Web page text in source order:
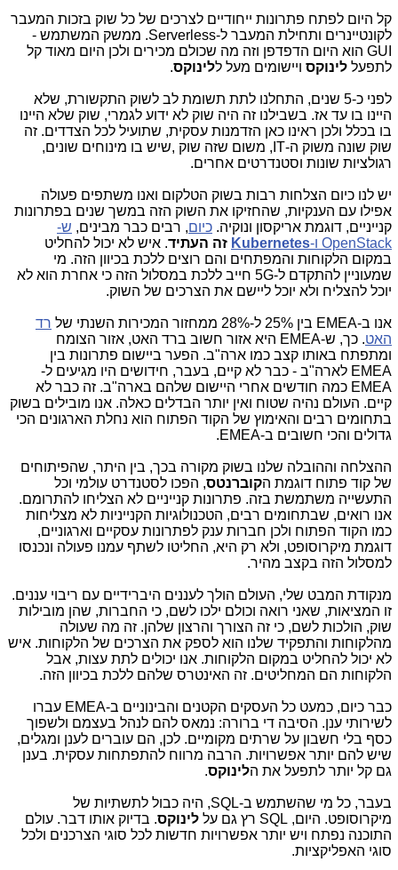
קל היום לפתח פתרונות ייחודיים לצרכים של כל שוק בזכות המעבר
לקונטיינרים ותחילת המעבר ל-Serverless. ממשק המשתמש -
GUI הוא היום הדפדפן וזה מה שכולם מכירים ולכן היום מאוד קל
לתפעל לינוקס ויישומים מעל ללינוקס.
לפני כ-5 שנים, התחלנו לתת תשומת לב לשוק התקשורת, שלא
היינו בו עד אז. בשבילנו זה היה שוק לא ידוע לגמרי, שוק שלא היינו
בו בכלל ולכן ראינו כאן הזדמנות עסקית, שתועיל לכל הצדדים. זה
שוק שונה משוק ה-IT, משום שזה שוק ,שיש בו מינוחים שונים,
רגולציות שונות וסטנדרטים אחרים.
יש לנו כיום הצלחות רבות בשוק הטלקום ואנו משתפים פעולה
אפילו עם הענקיות, שהחזיקו את השוק הזה במשך שנים בפתרונות
קנייניים, דוגמת אריקסון ונוקיה. כיום, רבים כבר מבינים, ש-
OpenStack ו-
Kubernetes זה העתיד. איש לא יכול להחליט
במקום הלקוחות והמפתחים והם רוצים ללכת בכיוון הזה. מי
שמעוניין להתקדם ל-5G חייב ללכת במסלול הזה כי אחרת הוא לא
יוכל להצליח ולא יוכל ליישם את הצרכים של השוק.
אנו ב-EMEA בין 25% ל-28% ממחזור המכירות השנתי של
רד
האט
. כך, ש-EMEA היא אזור חשוב ברד האט, אזור הצומח
ומתפתח באותו קצב כמו ארה"ב. הפער ביישום פתרונות בין
EMEA לארה"ב - כבר לא קיים, בעבר, חידושים היו מגיעים ל-
EMEA כמה חודשים אחרי היישום שלהם בארה"ב. זה כבר לא
קיים. העולם נהיה שטוח ואין יותר הבדלים כאלה. אנו מובילים בשוק
בתחומים רבים והאימוץ של הקוד הפתוח הוא נחלת הארגונים הכי
גדולים והכי חשובים ב-EMEA.
ההצלחה וההובלה שלנו בשוק מקורה בכך, בין היתר, שהפיתוחים
של קוד פתוח דוגמת הקוברנטס, הפכו לסטנדרט עולמי וכל
התעשייה משתמשת בזה. פתרונות קנייניים לא הצליחו להתרומם.
אנו רואים, שבתחומים רבים, הטכנולוגיות הקנייניות לא מצליחות
כמו הקוד הפתוח ולכן חברות ענק לפתרונות עסקיים וארגוניים,
דוגמת מיקרוסופט, ולא רק היא, החליטו לשתף עמנו פעולה ונכנסו
למסלול הזה בקצב מהיר.
מנקודת המבט שלי, העולם הולך לעננים היברידיים עם ריבוי עננים.
זו המציאות, שאני רואה וכולם ילכו לשם, כי החברות, שהן מובילות
שוק, הולכות לשם, כי זה הצורך והרצון שלהן. זה מה שעולה
מהלקוחות והתפקיד שלנו הוא לספק את הצרכים של הלקוחות. איש
לא יכול להחליט במקום הלקוחות. אנו יכולים לתת עצות, אבל
הלקוחות הם המחליטים. זה האינטרס שלהם ללכת בכיוון הזה.
כבר כיום, כמעט כל העסקים הקטנים והבינוניים ב-EMEA עברו
לשירותי ענן. הסיבה די ברורה: נמאס להם לנהל בעצמם ולשפוך
כסף בלי חשבון על שרתים מקומיים. לכן, הם עוברים לענן ומגלים,
שיש להם יותר אפשרויות. הרבה מרווח להתפתחות עסקית. בענן
גם קל יותר לתפעל את הלינוקס.
בעבר, כל מי שהשתמש ב-SQL, היה כבול לתשתיות של
מיקרוסופט. היום, SQL רץ גם על
לינוקס. בדיוק אותו דבר. עולם
התוכנה נפתח ויש יותר אפשרויות חדשות לכל סוגי הצרכנים ולכל
סוגי האפליקציות.